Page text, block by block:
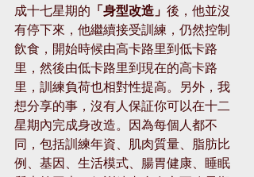
成十七星期的 「身型改造」 後，他並沒
有停下來，他繼續接受訓練，仍然控制
飲食，開始時候由高卡路里到低卡路
里，然後由低卡路里到現在的高卡路
里，訓練負荷也相對性提高。另外，我
想分享的事，沒有人保証你可以在十二
星期內完成身改造。因為每個人都不
同，包括訓練年資、肌肉質量、脂肪比
例、基因、生活模式、腸胃健康、睡眠